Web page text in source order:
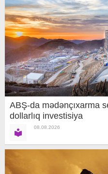
ABŞ-da mədənçıxarma
dollarlıq investisiya
08.08.2026